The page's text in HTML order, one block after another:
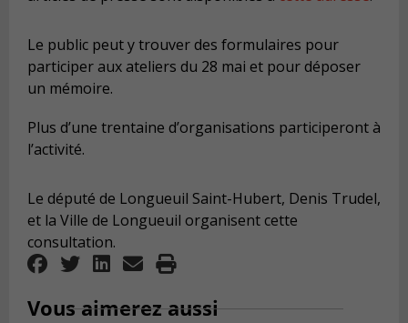
Le public peut y trouver des formulaires pour
participer aux ateliers du 28 mai et pour déposer
un mémoire.
Plus d’une trentaine d’organisations participeront à
l’activité.
Le député de Longueuil Saint-Hubert, Denis Trudel,
et la Ville de Longueuil organisent cette
consultation.
Vous aimerez aussi